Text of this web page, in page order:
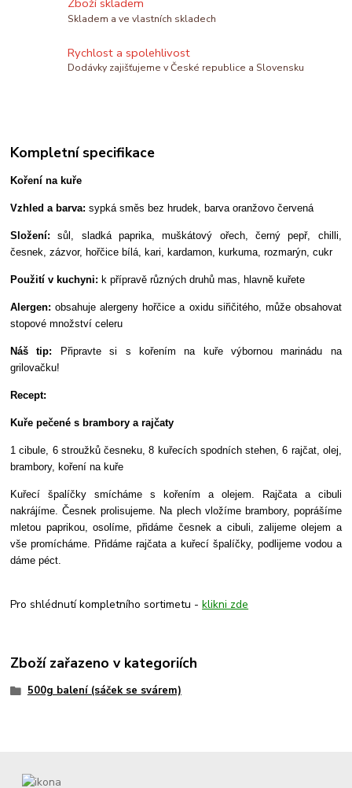
Skladem a ve vlastních skladech
Rychlost a spolehlivost
Dodávky zajišťujeme v České republice a Slovensku
Kompletní specifikace
Koření na kuře
Vzhled a barva: sypká směs bez hrudek, barva oranžovo červená
Složení: sůl, sladká paprika, muškátový ořech, černý pepř, chilli,
česnek, zázvor, hořčice bílá, kari, kardamon, kurkuma, rozmarýn, cukr
Použití v kuchyni: k přípravě různých druhů mas, hlavně kuřete
Alergen: obsahuje alergeny hořčice a oxidu siřičitého, může obsahovat
stopové množství celeru
Náš tip: Připravte si s kořením na kuře výbornou marinádu na
grilovačku!
Recept:
Kuře pečené s brambory a rajčaty
1 cibule, 6 stroužků česneku, 8 kuřecích spodních stehen, 6 rajčat, olej,
brambory, koření na kuře
Kuřecí špalíčky smícháme s kořením a olejem. Rajčata a cibuli
nakrájíme. Česnek prolisujeme. Na plech vložíme brambory, poprášíme
mletou paprikou, osolíme, přidáme česnek a cibuli, zalijeme olejem a
vše promícháme. Přidáme rajčata a kuřecí špalíčky, podlijeme vodou a
dáme péct.
Pro shlédnutí kompletního sortimetu -klikni zde
Zboží zařazeno v kategoriích
500g balení (sáček se svárem)